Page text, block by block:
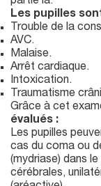
Les pupilles
Trouble de la
AVC.
Malaise.
Arrêt cardiaque.
Intoxication.
Traumatisme
Grâce à cet
évalués :
Les pupilles
cas du coma ou
(mydriase) dans
cérébrales,